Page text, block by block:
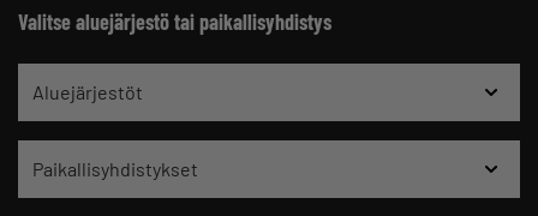
Valitse aluejärjestö tai paikallisyhdistys
Aluejärjestöt
Paikallisyhdistykset